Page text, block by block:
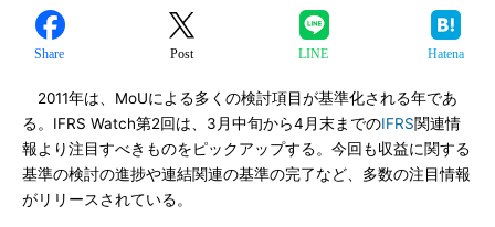
Share Post LINE Hatena
2011年は、MoUによる多くの検討項目が基準化される年であ
る。IFRS Watch第2回は、3月中旬から4月末までのIFRS関連情
報より注目すべきものをピックアップする。今回も収益に関する
基準の検討の進捗や連結関連の基準の完了など、多数の注目情報
がリリースされている。